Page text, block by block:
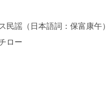
謡（日本語詞：保富康午）
ロー